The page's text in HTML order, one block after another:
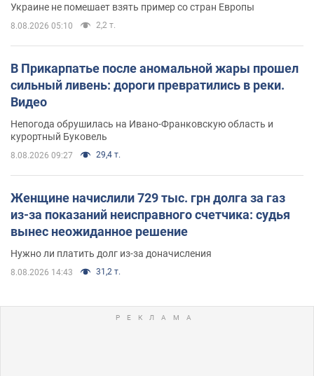
Украине не помешает взять пример со стран Европы
8.08.2026 05:10 2,2 т.
В Прикарпатье после аномальной жары прошел
сильный ливень: дороги превратились в реки.
Видео
Непогода обрушилась на Ивано-Франковскую область и
курортный Буковель
8.08.2026 09:27 29,4 т.
Женщине начислили 729 тыс. грн долга за газ
из-за показаний неисправного счетчика: судья
вынес неожиданное решение
Нужно ли платить долг из-за доначисления
8.08.2026 14:43 31,2 т.